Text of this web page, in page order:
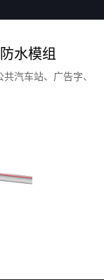
水模组
汽车站、广告字、